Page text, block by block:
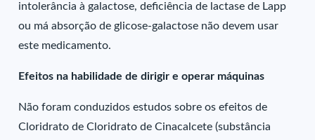
intolerância à galactose, deficiência de lactase de Lapp
ou má absorção de glicose-galactose não devem usar
este medicamento.
Efeitos na habilidade de dirigir e operar máquinas
Não foram conduzidos estudos sobre os efeitos de
Cloridrato de Cloridrato de Cinacalcete (substância